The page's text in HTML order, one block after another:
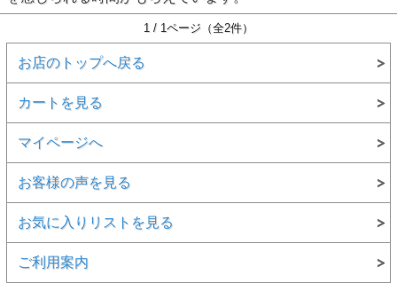
1 / 1ページ（全2件）
お店のトップへ戻る
カートを見る
マイページへ
お客様の声を見る
お気に入りリストを見る
ご利用案内